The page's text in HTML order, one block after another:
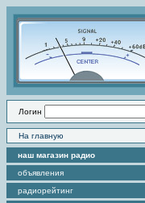
Логин
На главную
наш магазин радио
объявления
радиорейтинг